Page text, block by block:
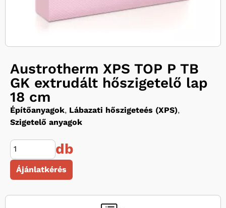
Austrotherm XPS TOP P TB
GK extrudált hőszigetelő lap
18 cm
Építőanyagok, Lábazati hőszigeteés (XPS),
Szigetelő anyagok
db
Ájánlatkérés